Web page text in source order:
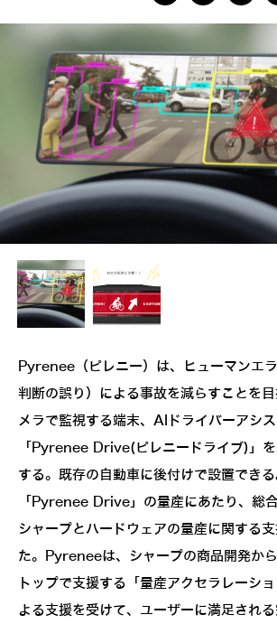
Pyrenee（ピレニー）は、ヒューマンエ
判断の誤り）による事故を減らすことを
メラで監視する端末、AIドライバーアシ
「Pyrenee Drive(ピレニードライブ)」
する。既存の自動車に後付けで設置できる
「Pyrenee Drive」の量産にあたり、総
シャープとハードウェアの量産に関する
た。Pyreneeは、シャープの商品開発か
トップで支援する「量産アクセラレーシ
よる支援を受けて、ユーザーに満足され